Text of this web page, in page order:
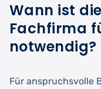
Wann ist
Fachfirma
notwendig?
Für anspruchsvolle